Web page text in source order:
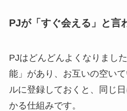
PJが「すぐ会える」と言
PJはどんどんよくなりまし
能」があり、お互いの空い
ルに登録しておくと、同じ
かる仕組みです。